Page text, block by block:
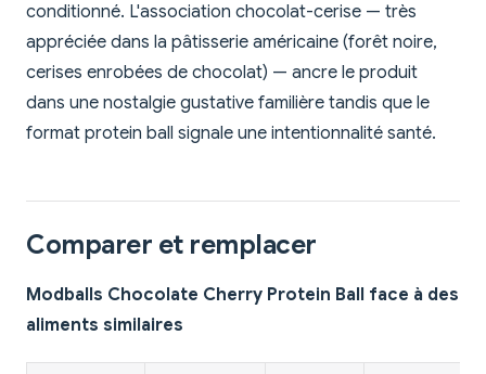
conditionné. L'association chocolat-cerise — très
appréciée dans la pâtisserie américaine (forêt noire,
cerises enrobées de chocolat) — ancre le produit
dans une nostalgie gustative familière tandis que le
format protein ball signale une intentionnalité santé.
Comparer et remplacer
Modballs Chocolate Cherry Protein Ball face à des
aliments similaires